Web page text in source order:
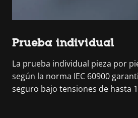
Prueba individual
La prueba individual pieza por
según la norma IEC 60900
seguro bajo tensiones de hasta